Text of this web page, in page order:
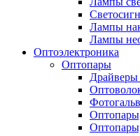
Лампы
Лампы
Оптоэлектроника
Оптопары